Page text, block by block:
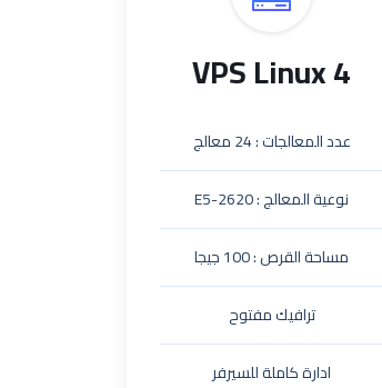
VPS Linux 4
عدد المعالجات : 24 معالج
نوعية المعالج : E5-2620
مساحة القرص : 100 جيجا
ترافيك مفتوح
ادارة كاملة للسيرفر